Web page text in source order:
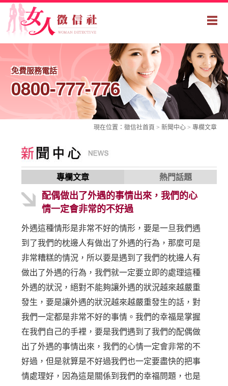
免費服務電話
0800-777-776
現在位置： 徵信社首頁 > 新聞中心 > 專欄文章
專欄文章 熱門話題
配偶做出了外遇的事情出來，我們的心
情一定會非常的不好過
外遇這種情形是非常不好的情形，要是一旦我們遇
到了我們的枕邊人有做出了外遇的行為，那麼可是
非常糟糕的情況，所以要是遇到了我們的枕邊人有
做出了外遇的行為，我們就一定要立即的處理這種
外遇的狀況，絕對不能夠讓外遇的狀況越來越嚴重
發生，要是讓外遇的狀況越來越嚴重發生的話，對
我們一定都是非常不好的事情。我們的幸福是掌握
在我們自己的手裡，要是我們遇到了我們的配偶做
出了外遇的事情出來，我們的心情一定會非常的不
好過，但是就算是不好過我們也一定要盡快的把事
情處理好，因為這是關係到我們的幸福問題，也是